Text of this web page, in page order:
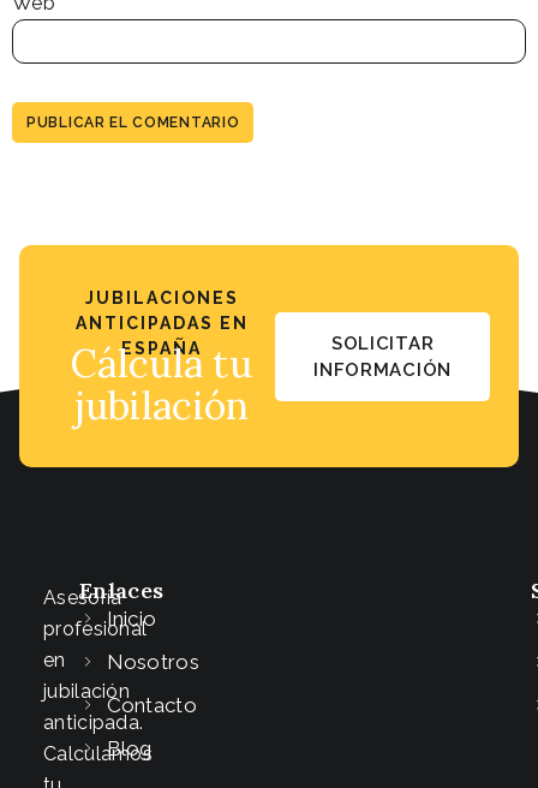
JUBILACIONES
ANTICIPADAS EN
ESPAÑA
Cálcula tu
jubilación
SOLICITAR
INFORMACIÓN
Asesoría
profesional
en
jubilación
anticipada.
Calculamos
Enlaces
Inicio
Nosotros
Contacto
Blog